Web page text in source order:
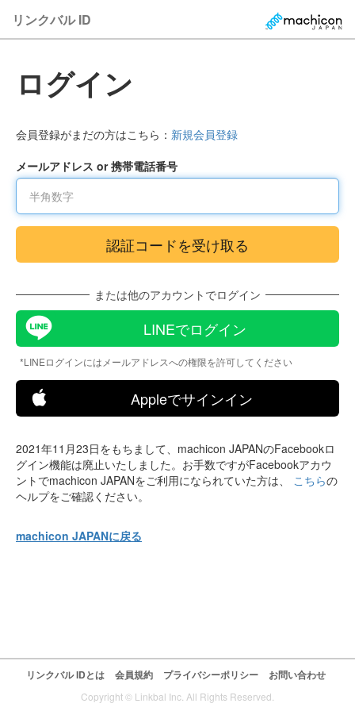
リンクバル ID
ログイン
会員登録がまだの方はこちら： 新規会員登録
メールアドレス or 携帯電話番号
または他のアカウントでログイン
LINEでログイン
*LINEログインにはメールアドレスへの権限を許可してください
Appleでサインイン
2021年11月23日をもちまして、machicon JAPANのFacebookロ
グイン機能は廃止いたしました。お手数ですがFacebookアカウ
ントでmachicon JAPANをご利用になられていた方は、 こちらの
ヘルプをご確認ください。
machicon JAPANに戻る
リンクバル IDとは 会員規約 プライバシーポリシー お問い合わせ
Copyright © Linkbal Inc. All Rights Reserved.